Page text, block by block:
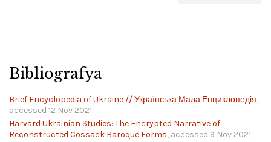
Bibliografya
Brief Encyclopedia of Ukraine // Українська Мала Енциклопедія,
accessed 12 Nov 2021.
Harvard Ukrainian Studies: The Encrypted Narrative of
Reconstructed Cossack Baroque Forms, accessed 9 Nov 2021.